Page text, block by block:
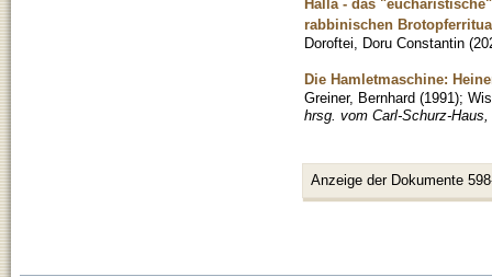
Halla - das
rabbinischen
Doroftei, Doru Constantin (
Die Hamletmaschine:
Greiner, Bernhard (1991);
hrsg. vom Carl-Schurz-
Anzeige der Dokumente